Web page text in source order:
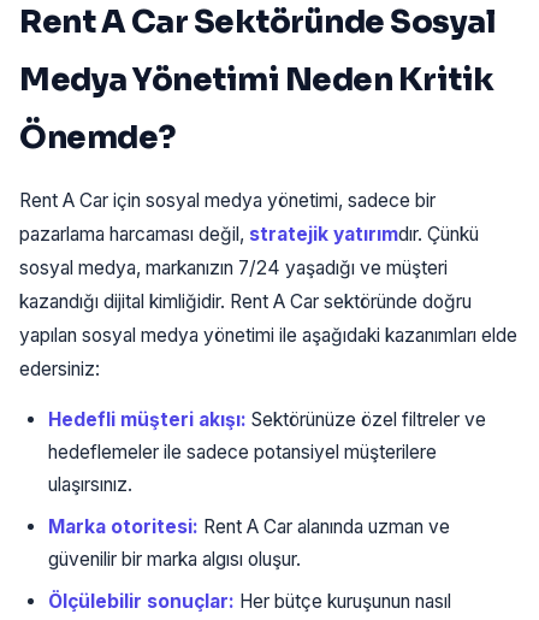
Rent A Car Sektöründe Sosyal
Medya Yönetimi Neden Kritik
Önemde?
Rent A Car için sosyal medya yönetimi, sadece bir
pazarlama harcaması değil, stratejik yatırımdır. Çünkü
sosyal medya, markanızın 7/24 yaşadığı ve müşteri
kazandığı dijital kimliğidir. Rent A Car sektöründe doğru
yapılan sosyal medya yönetimi ile aşağıdaki kazanımları elde
edersiniz:
Hedefli müşteri akışı: Sektörünüze özel filtreler ve
hedeflemeler ile sadece potansiyel müşterilere
ulaşırsınız.
Marka otoritesi: Rent A Car alanında uzman ve
güvenilir bir marka algısı oluşur.
Ölçülebilir sonuçlar: Her bütçe kuruşunun nasıl